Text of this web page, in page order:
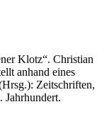
Klotz“. Christian
anhand eines
Zeitschriften,
Jahrhundert.